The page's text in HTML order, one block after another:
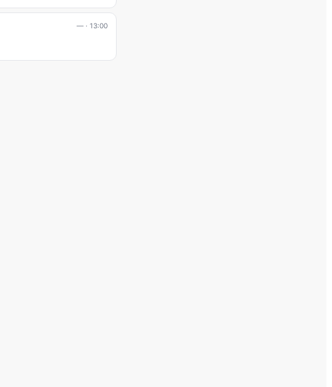
— · 13:00